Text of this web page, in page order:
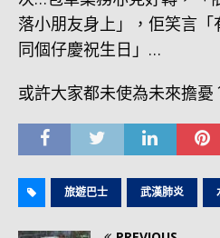
落小朋友身上」，佢笑言
同個仔慶祝生日」…
或許大家都未使為未來擔憂
旅遊巴士 武漢肺炎